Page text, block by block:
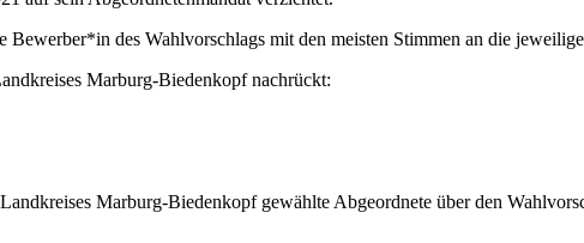
des Wahlvorschlags mit den meisten Stimmen an die
Marburg-Biedenkopf nachrückt:
Marburg-Biedenkopf gewählte Abgeordnete über den